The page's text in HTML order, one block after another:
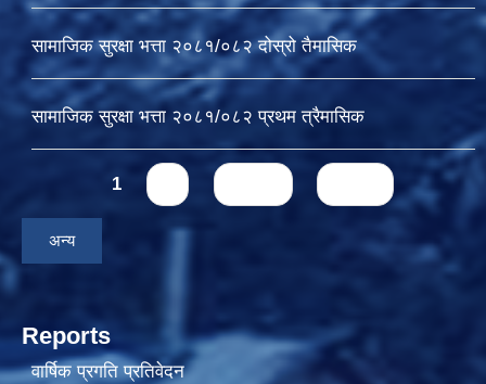
सामाजिक सुरक्षा भत्ता २०८१/०८२ दोस्रो तैमासिक
सामाजिक सुरक्षा भत्ता २०८१/०८२ प्रथम त्रैमासिक
Pages1
अन्य
Reports
वार्षिक प्रगति प्रतिवेदन